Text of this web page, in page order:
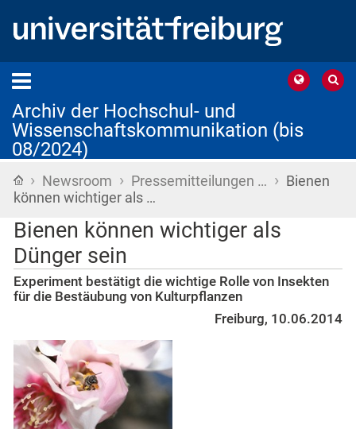
Archiv der Hochschul- und
Wissenschaftskommunikation (bis
08/2024)
Startseite
› Newsroom › Pressemitteilungen … › Bienen
können wichtiger als …
Bienen können wichtiger als
Dünger sein
Experiment bestätigt die wichtige Rolle von Insekten
für die Bestäubung von Kulturpflanzen
Freiburg, 10.06.2014